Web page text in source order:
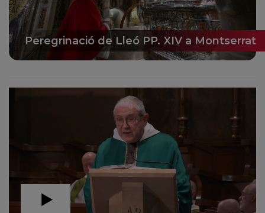
Peregrinació de Lleó PP. XIV a Montserrat